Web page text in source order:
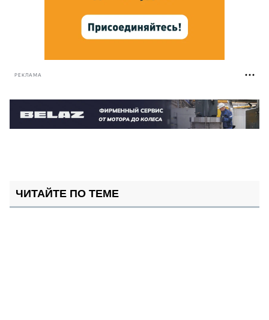
РЕКЛАМА
ЧИТАЙТЕ ПО ТЕМЕ